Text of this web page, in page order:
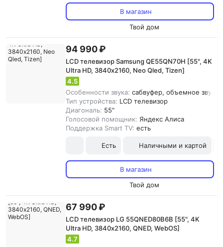
В магазин
Твой дом
94 990 ₽
LCD телевизор Samsung QE55QN70H [55", 4K
Ultra HD, 3840х2160, Neo Qled, Tizen]
4.5
Особенности звука: сабвуфер, объемное
Тип устройства: LCD телевизор
Диагональ: 55"
Голосовой помощник: Яндекс Алиса
Поддержка Smart TV: есть
Есть Наличными и картой
В магазин
Твой дом
67 990 ₽
LCD телевизор LG 55QNED80B6B [55", 4K
Ultra HD, 3840х2160, QNED, WebOS]
4.7